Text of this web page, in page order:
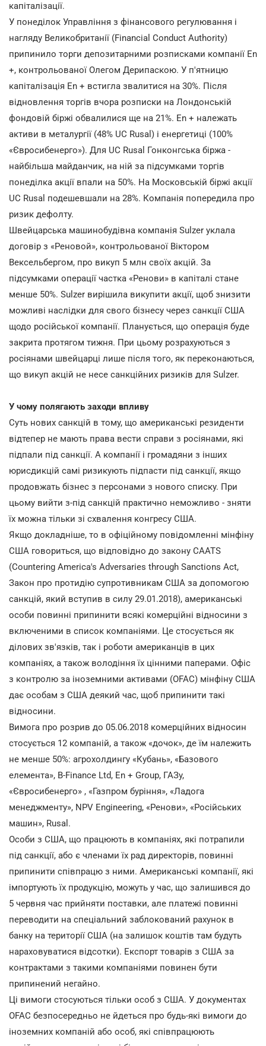
капіталізації.
У понеділок Управління з фінансового регулювання і
нагляду Великобританії (Financial Conduct Authority)
припинило торги депозитарними розписками компанії En
+, контрольованої Олегом Дерипаскою. У п'ятницю
капіталізація En + встигла звалитися на 30%. Після
відновлення торгів вчора розписки на Лондонській
фондовій біржі обвалилися ще на 21%. En + належать
активи в металургії (48% UC Rusal) і енергетиці (100%
«Євросибенерго»). Для UC Rusal Гонконгська біржа -
найбільша майданчик, на ній за підсумками торгів
понеділка акції впали на 50%. На Московській біржі акції
UC Rusal подешевшали на 28%. Компанія попередила про
ризик дефолту.
Швейцарська машинобудівна компанія Sulzer уклала
договір з «Реновой», контрольованої Віктором
Вексельбергом, про викуп 5 млн своїх акцій. За
підсумками операції частка «Ренови» в капіталі стане
менше 50%. Sulzer вирішила викупити акції, щоб знизити
можливі наслідки для свого бізнесу через санкції США
щодо російської компанії. Планується, що операція буде
закрита протягом тижня. При цьому розрахуються з
росіянами швейцарці лише після того, як переконаються,
що викуп акцій не несе санкційних ризиків для Sulzer.
У чому полягають заходи впливу
Суть нових санкцій в тому, що американські резиденти
відтепер не мають права вести справи з росіянами, які
підпали під санкції. А компанії і громадяни з інших
юрисдикцій самі ризикують підпасти під санкції, якщо
продовжать бізнес з персонами з нового списку. При
цьому вийти з-під санкцій практично неможливо - зняти
їх можна тільки зі схвалення конгресу США.
Якщо докладніше, то в офіційному повідомленні мінфіну
США говориться, що відповідно до закону CAATS
(Countering America's Adversaries through Sanctions Act,
Закон про протидію супротивникам США за допомогою
санкцій, який вступив в силу 29.01.2018), американські
особи повинні припинити всякі комерційні відносини з
включеними в список компаніями. Це стосується як
ділових зв'язків, так і роботи американців в цих
компаніях, а також володіння їх цінними паперами. Офіс
з контролю за іноземними активами (OFAC) мінфіну США
дає особам з США деякий час, щоб припинити такі
відносини.
Вимога про розрив до 05.06.2018 комерційних відносин
стосується 12 компаній, а також «дочок», де їм належить
не менше 50%: агрохолдингу «Кубань», «Базового
елемента», B-Finance Ltd, En + Group, ГАЗу,
«Євросибенерго» , «Газпром буріння», «Ладога
менеджменту», NPV Engineering, «Ренови», «Російських
машин», Rusal.
Особи з США, що працюють в компаніях, які потрапили
під санкції, або є членами їх рад директорів, повинні
припинити співпрацю з ними. Американські компанії, які
імпортують їх продукцію, можуть у час, що залишився до
5 червня час прийняти поставки, але платежі повинні
переводити на спеціальний заблокований рахунок в
банку на території США (на залишок коштів там будуть
нараховуватися відсотки). Експорт товарів з США за
контрактами з такими компаніями повинен бути
припинений негайно.
Ці вимоги стосуються тільки особ з США. У документах
OFAC безпосередньо не йдеться про будь-які вимоги до
іноземних компаній або особ, які співпрацюють